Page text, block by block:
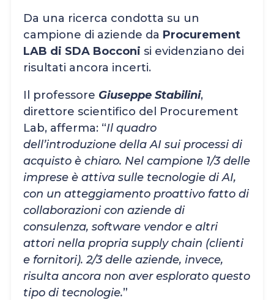
Da una ricerca condotta su un
campione di aziende da Procurement
LAB di SDA Bocconi si evidenziano dei
risultati ancora incerti.
Il professore Giuseppe Stabilini,
direttore scientifico del Procurement
Lab, afferma: “Il quadro
dell’introduzione della AI sui processi di
acquisto è chiaro. Nel campione 1/3 delle
imprese è attiva sulle tecnologie di AI,
con un atteggiamento proattivo fatto di
collaborazioni con aziende di
consulenza, software vendor e altri
attori nella propria supply chain (clienti
e fornitori). 2/3 delle aziende, invece,
risulta ancora non aver esplorato questo
tipo di tecnologie.”